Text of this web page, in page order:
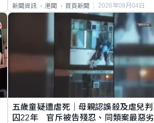
新聞資訊 港聞 首頁新聞 2026年08月04日
五歲童疑遭虐死｜母親認誤殺及虐兒判
囚22年 官斥被告殘忍、同類案最惡劣